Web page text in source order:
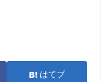
はてブ